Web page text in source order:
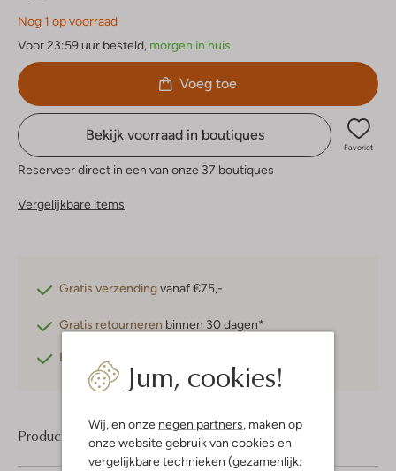
Jum, cookies!
Wij, en onze negen partners, maken op
onze website gebruik van cookies en
vergelijkbare technieken (gezamenlijk:
Nog 1 op voorraad
Voor 23:59 uur besteld, morgen in huis
Voeg toe
Bekijk voorraad in boutiques
Favoriet
Reserveer direct in een van onze 37 boutiques
Vergelijkbare items
Gratis verzendingvanaf €75,-
Gratis retourneren binnen 30 dagen*
Betaal achteraf
Product informatie